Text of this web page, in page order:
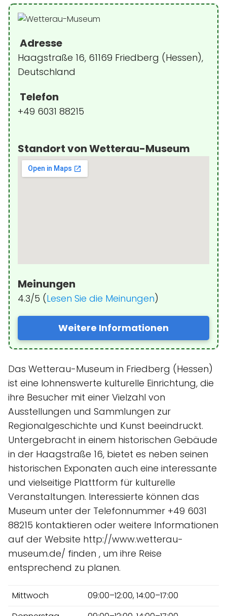
Adresse
Haagstraße 16, 61169 Friedberg (Hessen),
Deutschland
Telefon
+49 6031 88215
Standort von Wetterau-Museum
Meinungen
4.3/5 (Lesen Sie die Meinungen)
Weitere Informationen
Das Wetterau-Museum in Friedberg (Hessen)
ist eine lohnenswerte kulturelle Einrichtung, die
ihre Besucher mit einer Vielzahl von
Ausstellungen und Sammlungen zur
Regionalgeschichte und Kunst beeindruckt.
Untergebracht in einem historischen Gebäude
in der Haagstraße 16, bietet es neben seinen
historischen Exponaten auch eine interessante
und vielseitige Plattform für kulturelle
Veranstaltungen. Interessierte können das
Museum unter der Telefonnummer +49 6031
88215 kontaktieren oder weitere Informationen
auf der Website http://www.wetterau-
museum.de/ finden , um ihre Reise
entsprechend zu planen.
Mittwoch
09:00–12:00, 14:00–17:00